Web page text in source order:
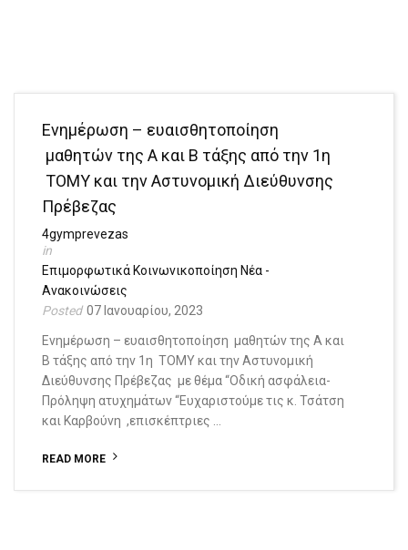
Ενημέρωση – ευαισθητοποίηση
μαθητών της Α και Β τάξης από την 1η
ΤΟΜΥ και την Αστυνομική Διεύθυνσης
Πρέβεζας
4gymprevezas
Επιμορφωτικά Κοινωνικοποίηση Νέα -
Ανακοινώσεις
07 Ιανουαρίου, 2023
Ενημέρωση – ευαισθητοποίηση μαθητών της Α και
Β τάξης από την 1η ΤΟΜΥ και την Αστυνομική
Διεύθυνσης Πρέβεζας με θέμα “Οδική ασφάλεια-
Πρόληψη ατυχημάτων “Ευχαριστούμε τις κ. Τσάτση
και Καρβούνη ,επισκέπτριες …
READ MORE